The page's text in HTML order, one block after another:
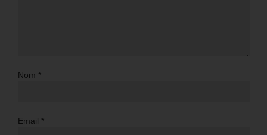
Nom *
Email *